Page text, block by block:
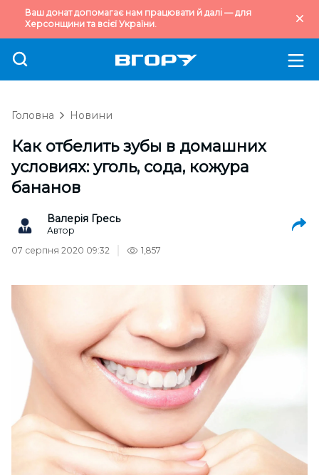
Ваш донат допомагає нам працювати й далі — для
Херсонщини та всієї України.
Головна Новини
Как отбелить зубы в домашних
условиях: уголь, сода, кожура
бананов
Валерія Гресь
Автор
07 серпня 2020 09:32
1,857